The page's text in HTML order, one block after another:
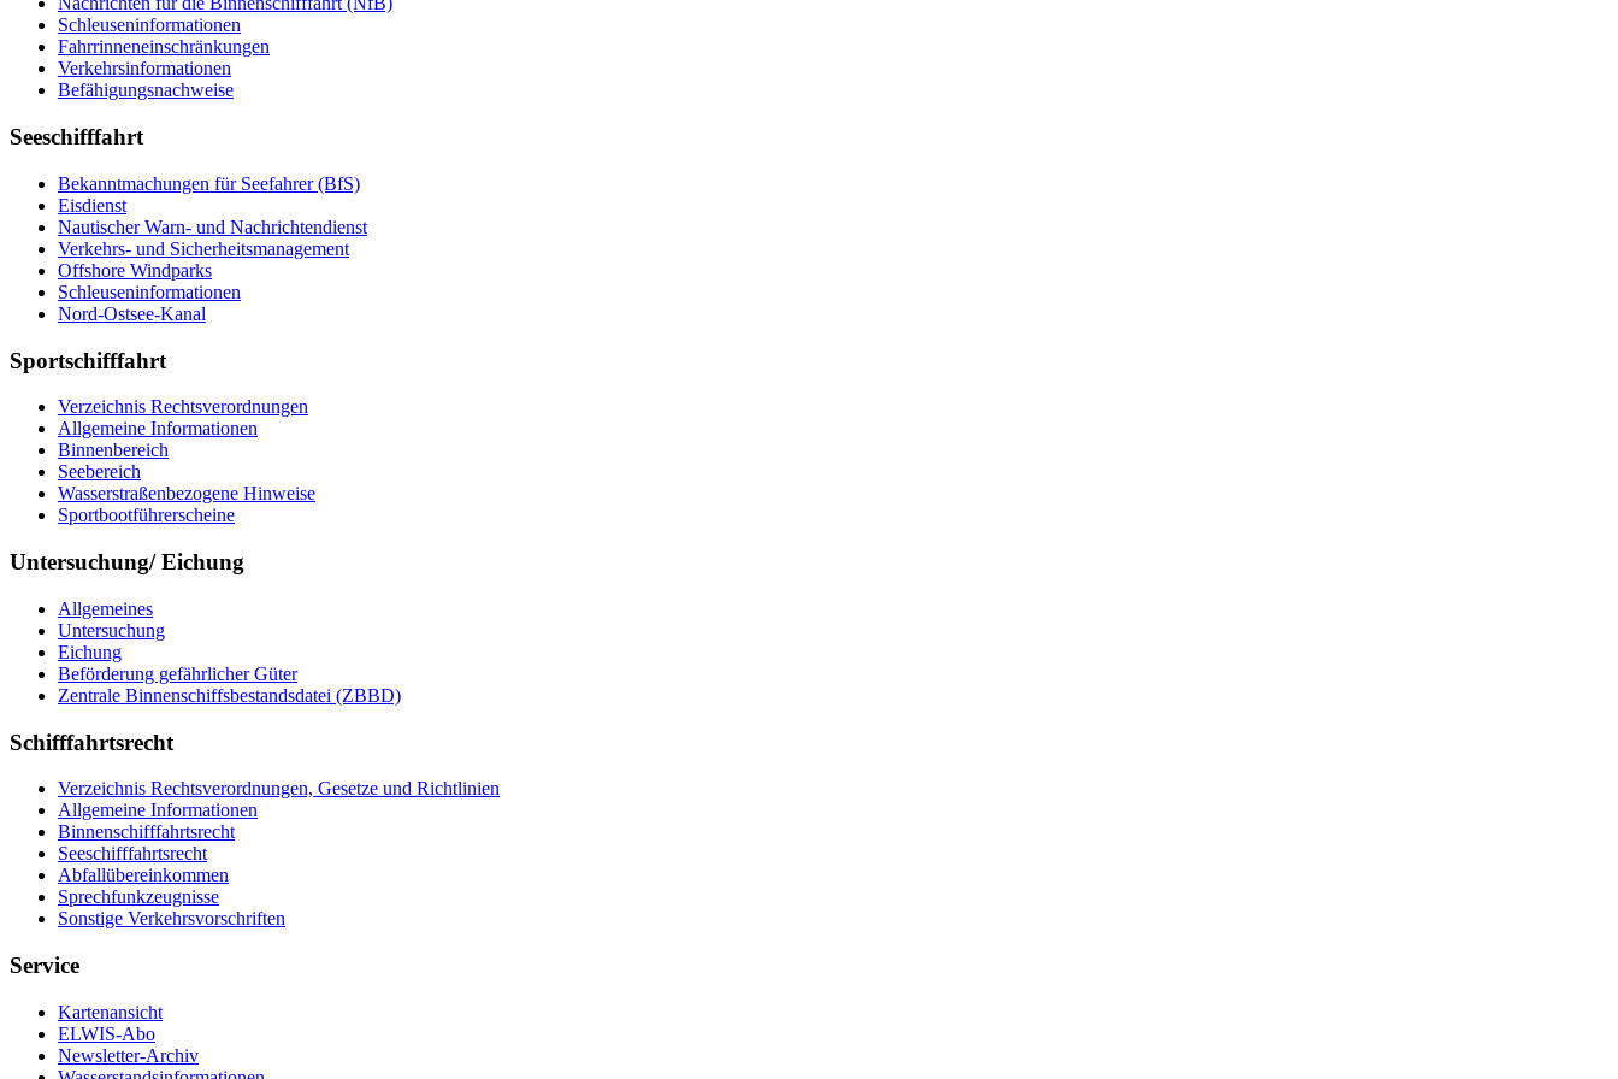
Schleu­sen­in­for­ma­tio­nen
Fahr­rin­nen­ein­schrän­kun­gen
Ver­kehrs­in­for­ma­tio­nen
Be­fä­hi­gungs­nach­wei­se
Seeschifffahrt
Be­kannt­ma­chun­gen für See­fah­rer (BfS)
Eis­dienst
Nau­ti­scher Warn-​ und Nach­rich­ten­dienst
Ver­kehrs-​ und Si­cher­heits­ma­na­ge­ment
Offs­ho­re Wind­parks
Schleu­sen­in­for­ma­tio­nen
Nord-​Ost­see-​Ka­nal
Sportschifffahrt
Ver­zeich­nis Rechts­ver­ord­nun­gen
All­ge­mei­ne In­for­ma­tio­nen
Bin­nen­be­reich
See­be­reich
Was­ser­stra­ßen­be­zo­ge­ne Hin­wei­se
Sport­boot­füh­rer­schei­ne
Untersuchung/ Eichung
All­ge­mei­nes
Un­ter­su­chung
Ei­chung
Be­för­de­rung ge­fähr­li­cher Gü­ter
Zen­tra­le Bin­nen­schiffs­be­stands­da­tei (ZBBD)
Schifffahrtsrecht
Ver­zeich­nis Rechts­ver­ord­nun­gen, Ge­set­ze und Richt­li­ni­en
All­ge­mei­ne In­for­ma­tio­nen
Bin­nen­schiff­fahrts­recht
See­schiff­fahrts­recht
Ab­fall­über­ein­kom­men
Sprech­funk­zeug­nis­se
Sons­ti­ge Ver­kehrs­vor­schrif­ten
Service
Kar­ten­an­sicht
EL­WIS-​Abo
Newslet­ter-​Ar­chiv